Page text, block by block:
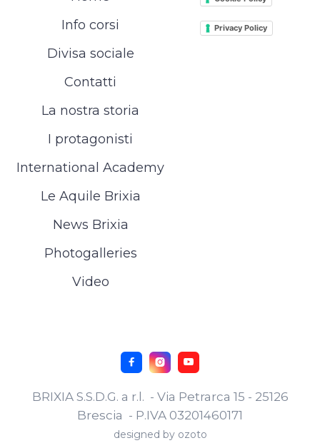
Info corsi
Divisa sociale
Contatti
La nostra storia
I protagonisti
International Academy
Le Aquile Brixia
News Brixia
Photogalleries
Video
Privacy Policy
BRIXIA S.S.D.G. a r.l. - Via Petrarca 15 - 25126
Brescia - P.IVA 03201460171
designed by ozoto
  